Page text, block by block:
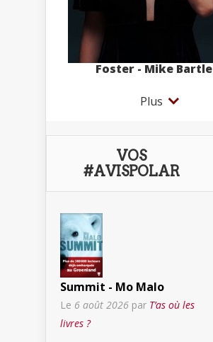
Foster - Mike
Plus
VOS
#AVISPOLAR
Summit - Mo Malo
Le 6 août 2026 par T’as où les
livres ?